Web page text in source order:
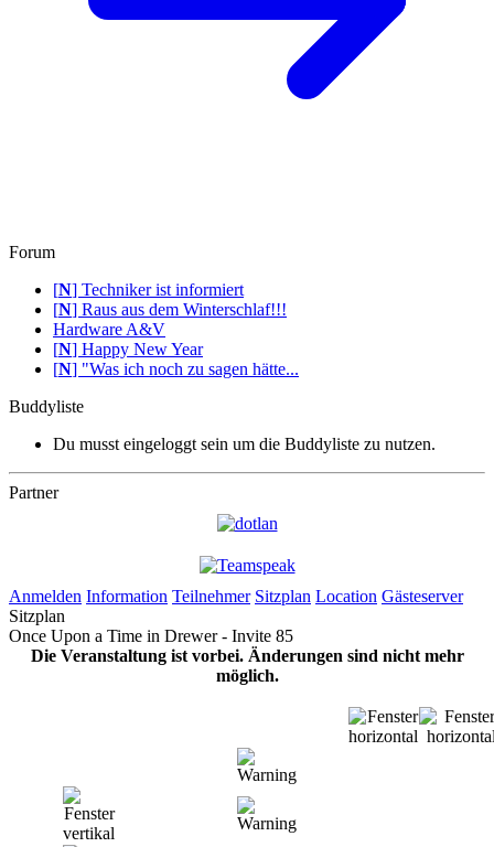
Forum
[N] Techniker ist informiert
[N] Raus aus dem Winterschlaf!!!
Hardware A&V
[N] Happy New Year
[N] "Was ich noch zu sagen hätte...
Buddyliste
Du musst eingeloggt sein um die Buddyliste zu nutzen.
Partner
Anmelden Information Teilnehmer Sitzplan Location Gästeserver
Sitzplan
Once Upon a Time in Drewer - Invite 85
Die Veranstaltung ist vorbei. Änderungen sind nicht mehr
möglich.